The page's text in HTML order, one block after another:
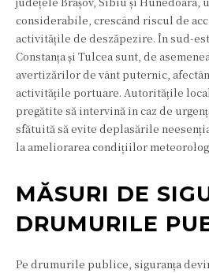
considerabile, crescând riscul de
activitățile de deszăpezire. În sud-
Constanța și Tulcea sunt, de
avertizărilor de vânt puternic,
activitățile portuare. Autoritățile
pregătite să intervină în caz de
sfătuită să evite deplasările
la ameliorarea condițiilor
MĂSURI DE
DRUMURILE
Pe drumurile publice, siguranța